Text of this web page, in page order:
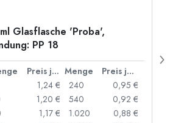
Glasflasche 'Proba',
PP 18
Preis je Stück Menge
Preis je Stück
1,24 €
1,20 €
1,17 €
240
0,95 €
540
0,92 €
1.020
0,88 €